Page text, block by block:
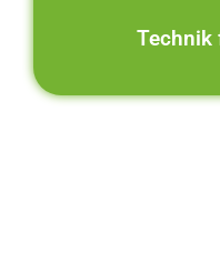
Technik